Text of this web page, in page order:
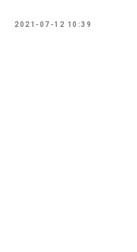
2021-07-12 10:39